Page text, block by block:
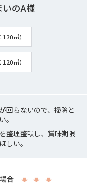
いのA様
㎡）
㎡）
回らないので、掃除と
。
整理整頓し、賞味期限
しい。